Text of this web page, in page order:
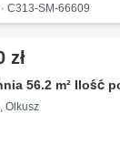
C313-SM-66609
zł
56.2 m² Ilość
Olkusz